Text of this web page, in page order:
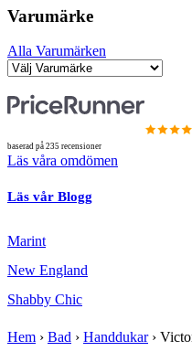
Varumärke
Alla Varumärken
baserad på 235 recensioner
Läs våra omdömen
Läs vår Blogg
Marint
New England
Shabby Chic
Hem › Bad › Handdukar›